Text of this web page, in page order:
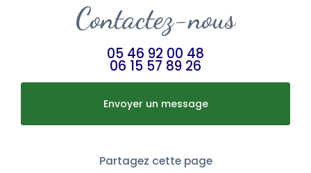
Contactez-nous
05 46 92 00 48
06 15 57 89 26
Envoyer un message
Partagez cette page